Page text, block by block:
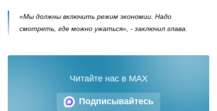
«Мы должны включить режим экономии. Надо
смотреть, где можно ужаться», - заключил глава.
Подписывайтесь
Читайте нас в MAX